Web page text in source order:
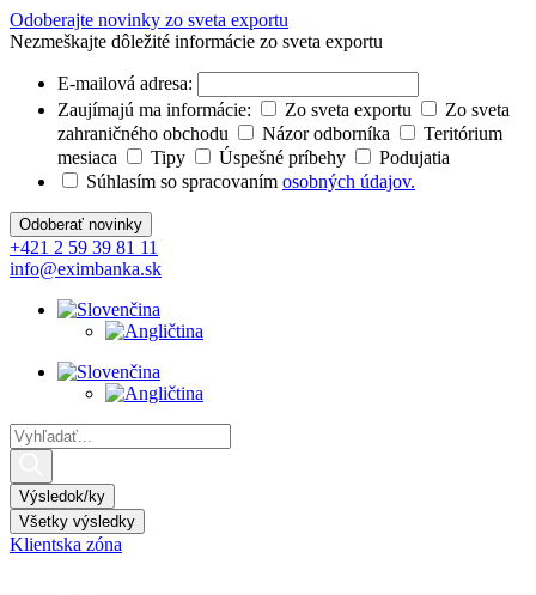
Preskočiť
na
Odoberajte novinky zo sveta exportu
Nezmeškajte dôležité informácie zo sveta exportu
E-mailová adresa:
Zaujímajú ma informácie:
Zo sveta exportu
Zo sveta
zahraničného obchodu
Názor odborníka
Teritórium
mesiaca
Tipy Úspešné príbehy
Podujatia
Súhlasím so spracovaním osobných údajov.
+421 2 59 39 81 11
info@eximbanka.sk
Search
...
Výsledok/ky
Všetky výsledky
Klientska zóna